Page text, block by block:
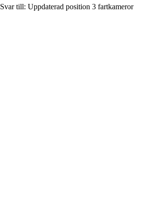
Svar till: Uppdaterad position 3 fartkameror